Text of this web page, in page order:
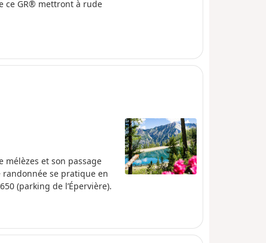
ce GR® mettront à rude
et son passage
randonnée se pratique en
(parking de l’Épervière).